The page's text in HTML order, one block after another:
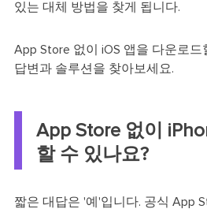
있는 대체 방법을 찾게 됩니다.
App Store 없이 iOS 앱을 다운로드
답변과 솔루션을 찾아보세요.
App Store 없이
할 수 있나요?
짧은 대답은 '예'입니다. 공식 App